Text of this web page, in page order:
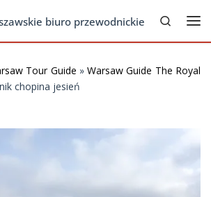
biuro przewodnickie
Search
Tour Guide »Warsaw Guide The Royal
chopina jesień